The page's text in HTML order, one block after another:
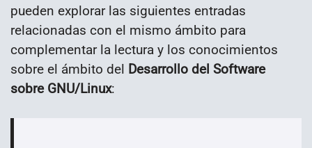
pueden explorar las siguientes entradas
relacionadas con el mismo ámbito para
complementar la lectura y los conocimientos
sobre el ámbito del Desarrollo del Software
sobre GNU/Linux: